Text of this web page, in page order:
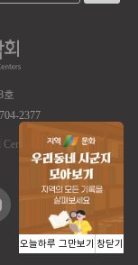
호
2377
ALL RIGHT RES
오늘하루 그만보기 창닫기